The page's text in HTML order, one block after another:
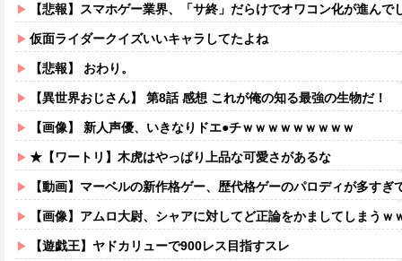
【悲報】スマホゲー業界、「サ終」だらけでオワコン化が進んで
仮面ライダークイズいいキャラしてたよね
【悲報】 おわり。
【異世界おじさん】 第8話 感想 これが俺の知る最強の生物だ！
【画像】 新人声優、いきなりドエ●チｗｗｗｗｗｗｗｗｗ
★【ワートリ】木虎はやっぱり上品な可愛さがあるな
【動画】マーベルの新作格ゲー、歴代格ゲーのパロディが多す
【画像】アムロ大尉、シャアに対してど正論をかましてしまうｗ
【遊戯王】ヤドカリューで900レス目指すスレ